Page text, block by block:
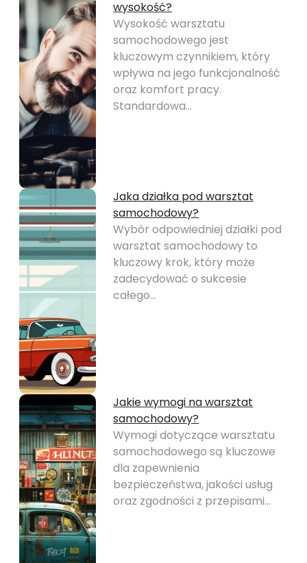
wysokość?
Wysokość warsztatu
samochodowego jest
kluczowym czynnikiem, który
wpływa na jego funkcjonalność
oraz komfort pracy.
Standardowa…
Jaka działka pod warsztat
samochodowy?
Wybór odpowiedniej działki pod
warsztat samochodowy to
kluczowy krok, który może
zadecydować o sukcesie
całego…
Jakie wymogi na warsztat
samochodowy?
Wymogi dotyczące warsztatu
samochodowego są kluczowe
dla zapewnienia
bezpieczeństwa, jakości usług
oraz zgodności z przepisami…